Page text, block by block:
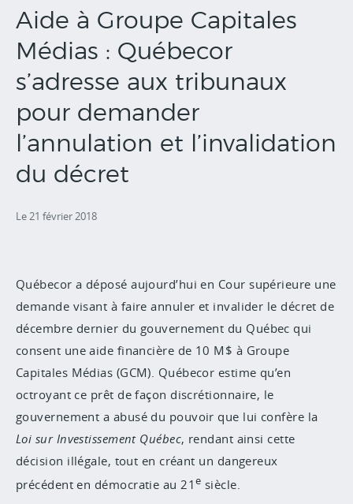
Aide à Groupe Capitales
Médias : Québecor
s’adresse aux tribunaux
pour demander
l’annulation et l’invalidation
du décret
Le 21 février 2018
Québecor a déposé aujourd’hui en Cour supérieure une
demande visant à faire annuler et invalider le décret de
décembre dernier du gouvernement du Québec qui
consent une aide financière de 10 M$ à Groupe
Capitales Médias (GCM). Québecor estime qu’en
octroyant ce prêt de façon discrétionnaire, le
gouvernement a abusé du pouvoir que lui confère la
Loi sur Investissement Québec, rendant ainsi cette
décision illégale, tout en créant un dangereux
précédent en démocratie au 21e siècle.